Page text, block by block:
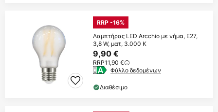
RRP -16%
Λαμπτήρας LED Arcchio με νήμα, E27,
3,8 W, ματ, 3.000 K
9,90 €
RRP11,90 €
Φύλλο δεδομένων
Διαθέσιμο